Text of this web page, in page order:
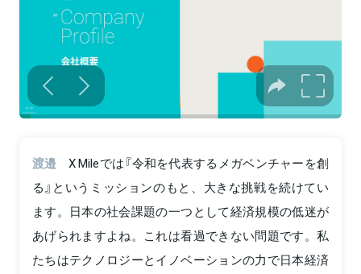
渡邉
X Mileでは『令和を代表するメガベンチャーを創
る』というミッションのもと、大きな挑戦を続けてい
ます。日本の社会課題の一つとして経済規模の低迷が
あげられますよね。これは看過できない問題です。私
たちはテクノロジーとイノベーションの力で日本経済